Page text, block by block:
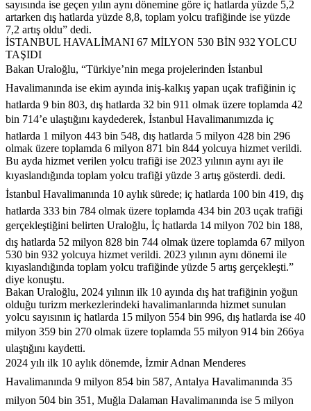
sayısında ise geçen yılın aynı dönemine göre iç hatlarda yüzde 5,2
artarken dış hatlarda yüzde 8,8, toplam yolcu trafiğinde ise yüzde
7,2 artış oldu” dedi.
İSTANBUL HAVALİMANI 67 MİLYON 530 BİN 932 YOLCU
TAŞIDI
Bakan Uraloğlu, “Türkiye’nin mega projelerinden İstanbul
Havalimanında ise ekim ayında iniş-kalkış yapan uçak trafiğinin iç
hatlarda 9 bin 803, dış hatlarda 32 bin 911 olmak üzere toplamda 42
bin 714’e ulaştığını kaydederek, İstanbul Havalimanımızda iç
hatlarda 1 milyon 443 bin 548, dış hatlarda 5 milyon 428 bin 296
olmak üzere toplamda 6 milyon 871 bin 844 yolcuya hizmet verildi.
Bu ayda hizmet verilen yolcu trafiği ise 2023 yılının aynı ayı ile
kıyaslandığında toplam yolcu trafiği yüzde 3 artış gösterdi. dedi.
İstanbul Havalimanında 10 aylık sürede; iç hatlarda 100 bin 419, dış
hatlarda 333 bin 784 olmak üzere toplamda 434 bin 203 uçak trafiği
gerçekleştiğini belirten Uraloğlu, İç hatlarda 14 milyon 702 bin 188,
dış hatlarda 52 milyon 828 bin 744 olmak üzere toplamda 67 milyon
530 bin 932 yolcuya hizmet verildi. 2023 yılının aynı dönemi ile
kıyaslandığında toplam yolcu trafiğinde yüzde 5 artış gerçekleşti.”
diye konuştu.
Bakan Uraloğlu, 2024 yılının ilk 10 ayında dış hat trafiğinin yoğun
olduğu turizm merkezlerindeki havalimanlarında hizmet sunulan
yolcu sayısının iç hatlarda 15 milyon 554 bin 996, dış hatlarda ise 40
milyon 359 bin 270 olmak üzere toplamda 55 milyon 914 bin 266ya
ulaştığını kaydetti.
2024 yılı ilk 10 aylık dönemde, İzmir Adnan Menderes
Havalimanında 9 milyon 854 bin 587, Antalya Havalimanında 35
milyon 504 bin 351, Muğla Dalaman Havalimanında ise 5 milyon